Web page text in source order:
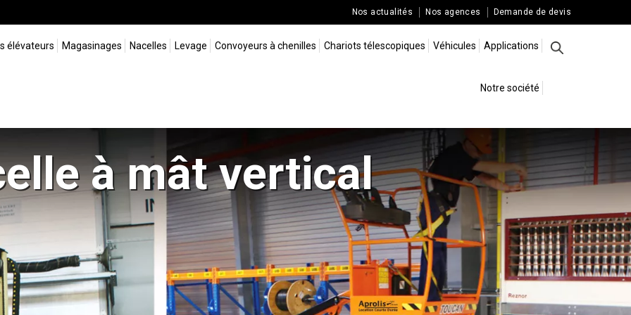
Nos actualités Nos agences Demande de devis
élévateurs Magasinages Nacelles Levage Convoyeurs à chenilles Chariots télescopiques Véhicules Applications
Notre société
Rechercher
à mât vertical